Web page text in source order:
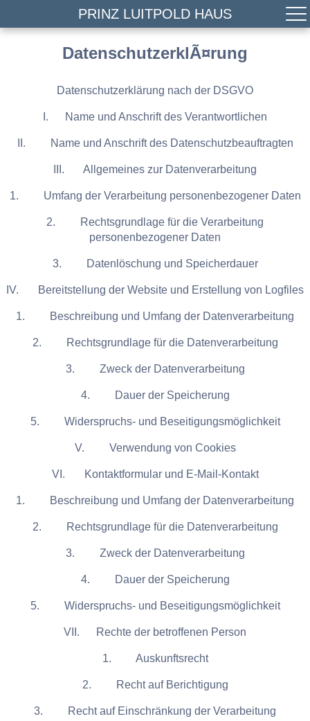
PRINZ LUITPOLD HAUS
DatenschutzerklÃ¤rung
Datenschutzerklärung nach der DSGVO
I. Name und Anschrift des Verantwortlichen
II. Name und Anschrift des Datenschutzbeauftragten
III. Allgemeines zur Datenverarbeitung
1. Umfang der Verarbeitung personenbezogener Daten
2. Rechtsgrundlage für die Verarbeitung
personenbezogener Daten
3. Datenlöschung und Speicherdauer
IV. Bereitstellung der Website und Erstellung von Logfiles
1. Beschreibung und Umfang der Datenverarbeitung
2. Rechtsgrundlage für die Datenverarbeitung
3. Zweck der Datenverarbeitung
4. Dauer der Speicherung
5. Widerspruchs- und Beseitigungsmöglichkeit
V. Verwendung von Cookies
VI. Kontaktformular und E-Mail-Kontakt
1. Beschreibung und Umfang der Datenverarbeitung
2. Rechtsgrundlage für die Datenverarbeitung
3. Zweck der Datenverarbeitung
4. Dauer der Speicherung
5. Widerspruchs- und Beseitigungsmöglichkeit
VII. Rechte der betroffenen Person
1. Auskunftsrecht
2. Recht auf Berichtigung
3. Recht auf Einschränkung der Verarbeitung